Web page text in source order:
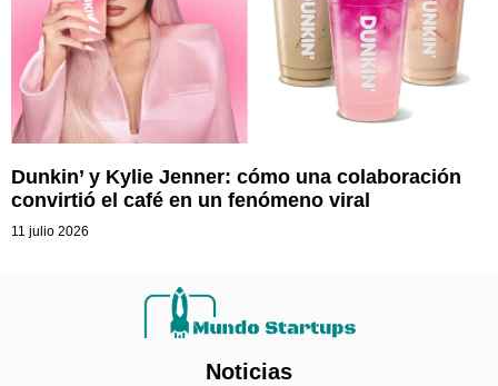
Dunkin’ y Kylie Jenner: cómo una colaboración
convirtió el café en un fenómeno viral
11 julio 2026
Noticias